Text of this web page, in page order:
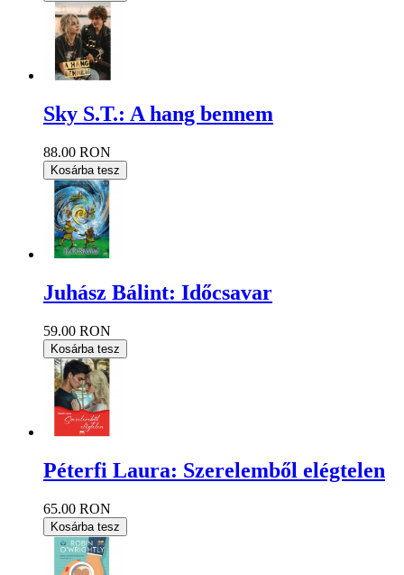
Sky S.T.: A hang bennem
88.00 RON
Kosárba tesz
Juhász Bálint: Időcsavar
59.00 RON
Kosárba tesz
Péterfi Laura: Szerelemből elégtelen
65.00 RON
Kosárba tesz